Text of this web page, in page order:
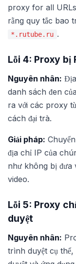
proxy for all
rằng quy tắc bao
*.rutube.ru .
Lỗi 4: Proxy bị
Nguyên nhân:
danh sách đen
ra với các proxy
cách đại trà.
Giải pháp:
địa chỉ IP của
như không bị đưa
video.
Lỗi 5: Proxy
duyệt
Nguyên nhân:
trình duyệt cụ